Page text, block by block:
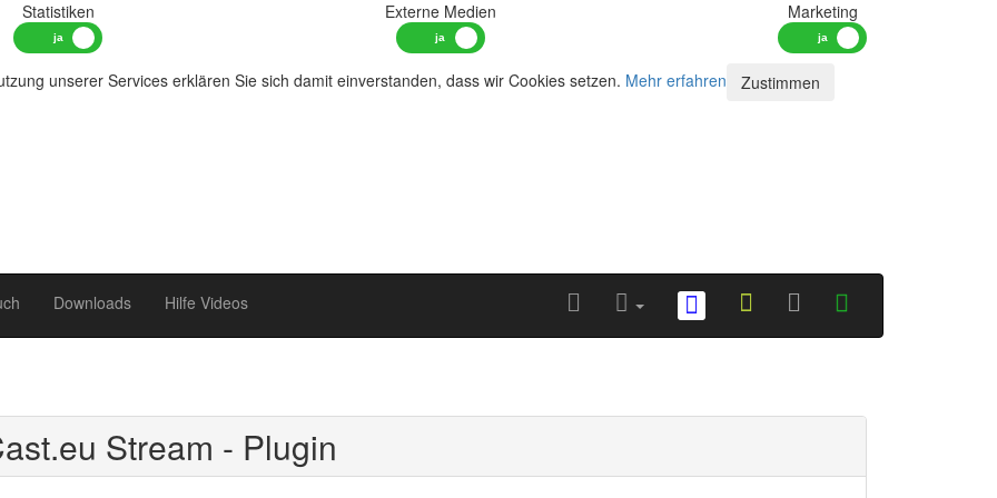
Statistiken Externe Medien Marketing
unserer Services erklären Sie sich damit einverstanden, dass wir Cookies setzen. Mehr erfahren Zustimmen
Downloads Hilfe Videos
Stream - Plugin